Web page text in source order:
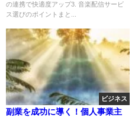
の連携で快適度アップ3. 音楽配信サービ
ス選びのポイントまと...
ビジネス
副業を成功に導く！個人事業主